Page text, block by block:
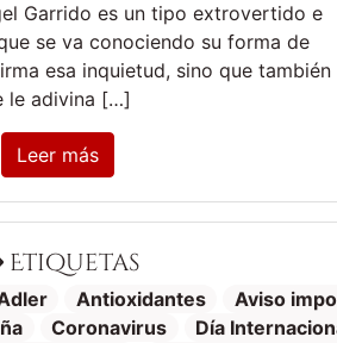
Garrido es un tipo extrovertido e
se va conociendo su forma de
esa inquietud, sino que también
le adivina […]
Leer más
Etiquetas
Antioxidantes Aviso
Coronavirus Día